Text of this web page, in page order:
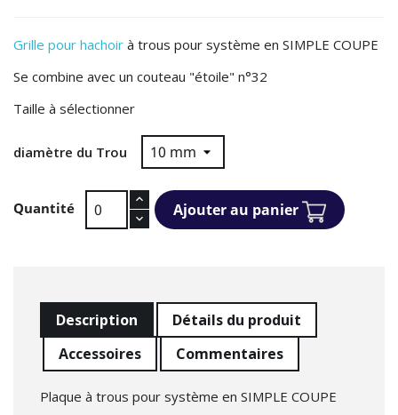
Grille pour hachoir à trous pour système en SIMPLE COUPE
Se combine avec un couteau "étoile" n°32
Taille à sélectionner
diamètre du Trou
Quantité Ajouter au panier
Description
Détails du produit
Accessoires
Commentaires
Plaque à trous pour système en SIMPLE COUPE